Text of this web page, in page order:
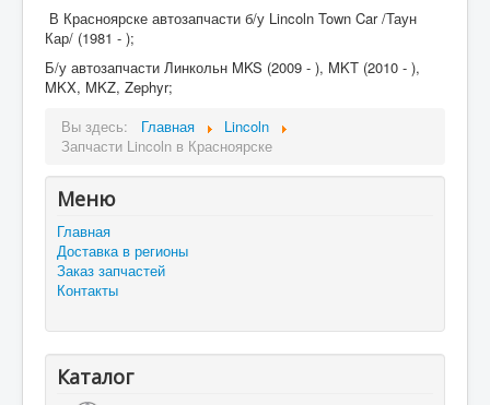
В Красноярске автозапчасти б/у Lincoln Town Car /Таун
Кар/ (1981 - );
Б/у автозапчасти Линкольн MKS (2009 - ), MKT (2010 - ),
MKX, MKZ, Zephyr;
Вы здесь:
Главная
Lincoln
Запчасти Lincoln в Красноярске
Меню
Главная
Доставка в регионы
Заказ запчастей
Контакты
Каталог